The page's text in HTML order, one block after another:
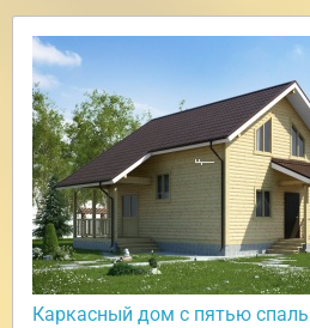
Каркасный дом с пятью